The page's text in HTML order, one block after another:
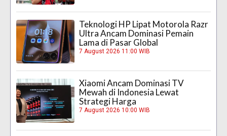
Teknologi HP Lipat Motorola Razr
Ultra Ancam Dominasi Pemain
Lama di Pasar Global
7 August 2026 11:00 WIB
Xiaomi Ancam Dominasi TV
Mewah di Indonesia Lewat
Strategi Harga
7 August 2026 10:00 WIB